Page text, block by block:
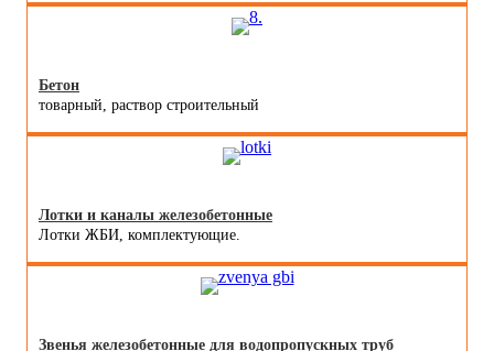
Бетон
товарный, раствор строительный
Лотки и каналы железобетонные
Лотки ЖБИ, комплектующие.
Звенья железобетонные для водопропускных труб